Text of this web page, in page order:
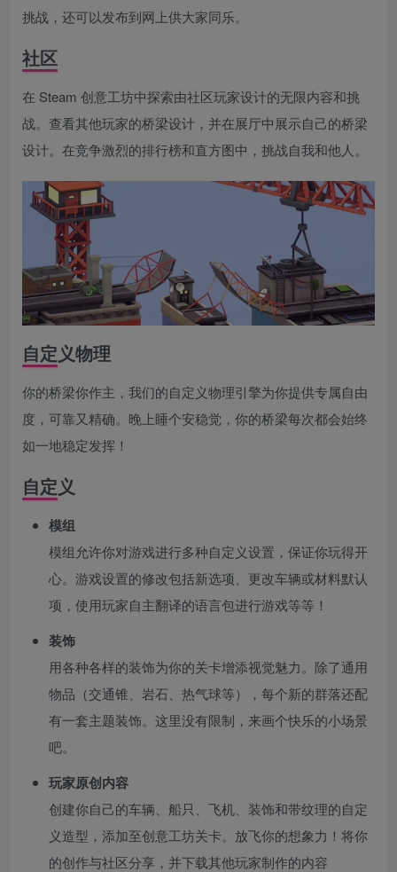
挑战，还可以发布到网上供大家同乐。
社区
在 Steam 创意工坊中探索由社区玩家设计的无限内容和挑
战。查看其他玩家的桥梁设计，并在展厅中展示自己的桥梁
设计。在竞争激烈的排行榜和直方图中，挑战自我和他人。
自定义物理
你的桥梁你作主，我们的自定义物理引擎为你提供专属自由
度，可靠又精确。晚上睡个安稳觉，你的桥梁每次都会始终
如一地稳定发挥！
自定义
模组
模组允许你对游戏进行多种自定义设置，保证你玩得开
心。游戏设置的修改包括新选项、更改车辆或材料默认
项，使用玩家自主翻译的语言包进行游戏等等！
装饰
用各种各样的装饰为你的关卡增添视觉魅力。除了通用
物品（交通锥、岩石、热气球等），每个新的群落还配
有一套主题装饰。这里没有限制，来画个快乐的小场景
吧。
玩家原创内容
创建你自己的车辆、船只、飞机、装饰和带纹理的自定
义造型，添加至创意工坊关卡。放飞你的想象力！将你
的创作与社区分享，并下载其他玩家制作的内容